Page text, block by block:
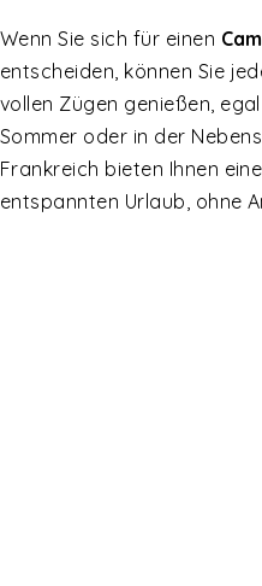
Wenn Sie sich für einen
entscheiden, können Sie
vollen Zügen genießen,
Sommer oder in der
Frankreich bieten Ihnen
entspannten Urlaub, ohne